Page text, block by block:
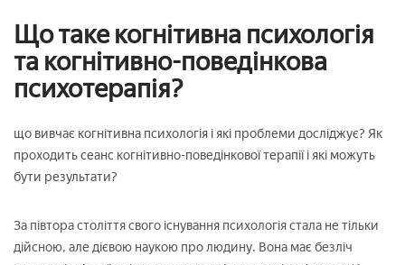
Що таке когнітивна психологія
та когнітивно-поведінкова
психотерапія?
що вивчає когнітивна психологія і які проблеми досліджує? Як
проходить сеанс когнітивно-поведінкової терапії і які можуть
бути результати?
За півтора століття свого існування психологія стала не тільки
дійсною, але дієвою наукою про людину. Вона має безліч